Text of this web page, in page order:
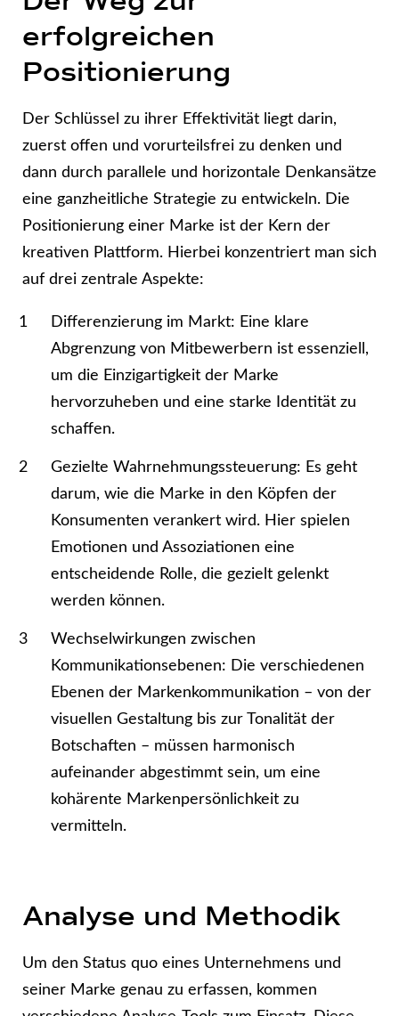
erfolgreichen
Positionierung
Der Schlüssel zu ihrer Effektivität liegt darin,
zuerst offen und vorurteilsfrei zu denken und
dann durch parallele und horizontale Denkansätze
eine ganzheitliche Strategie zu entwickeln. Die
Positionierung einer Marke ist der Kern der
kreativen Plattform. Hierbei konzentriert man sich
auf drei zentrale Aspekte:
Differenzierung im Markt: Eine klare
Abgrenzung von Mitbewerbern ist essenziell,
um die Einzigartigkeit der Marke
hervorzuheben und eine starke Identität zu
schaffen.
Gezielte Wahrnehmungssteuerung: Es geht
darum, wie die Marke in den Köpfen der
Konsumenten verankert wird. Hier spielen
Emotionen und Assoziationen eine
entscheidende Rolle, die gezielt gelenkt
werden können.
Wechselwirkungen zwischen
Kommunikationsebenen: Die verschiedenen
Ebenen der Markenkommunikation – von der
visuellen Gestaltung bis zur Tonalität der
Botschaften – müssen harmonisch
aufeinander abgestimmt sein, um eine
kohärente Markenpersönlichkeit zu
vermitteln.
Analyse und Methodik
Um den Status quo eines Unternehmens und
seiner Marke genau zu erfassen, kommen